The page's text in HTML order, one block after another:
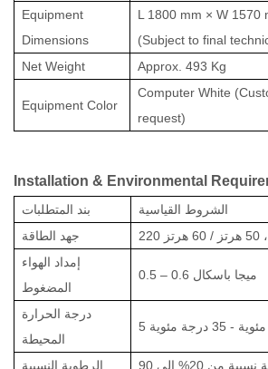
Equipment
Dimensions
L 1800 mm × W 1570
(Subject to final
Net Weight
Approx. 493 Kg
Equipment Color
Computer White
request)
Installation & Environmental
بند المتطلبات
الشروط القياسية
جهد الطاقة
إمداد الهواء
المضغوط
0.5 – 0.6 ميجا باسكال
درجة الحرارة
المحيطة
35 درجة مئوية
الرطوبة النسبية